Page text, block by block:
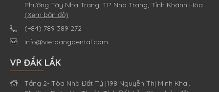
Phường Tây Nha Trang, TP Nha Trang, Tỉnh Khánh Hòa
(Xem bản đồ)
(+84) 789 389 272
info@vietdangdental.com
VP ĐẮK LẮK
Tầng 2- Tòa Nhà Đất Tỷ |198 Nguyễn Thị Minh Khai,